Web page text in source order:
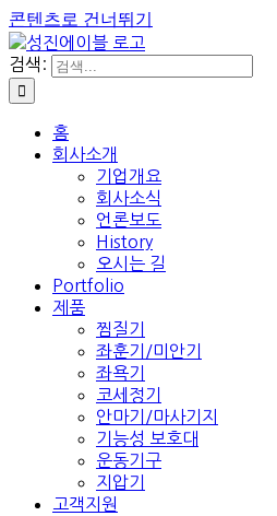
콘텐츠로 건너뛰기
검색:
홈
회사소개
기업개요
회사소식
언론보도
History
오시는 길
Portfolio
제품
찜질기
좌훈기/미안기
좌욕기
코세정기
안마기/마사기지
기능성 보호대
운동기구
지압기
고객지원